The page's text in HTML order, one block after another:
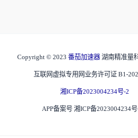
Copyright © 2023 番茄加速器 湖南精准量
互联网虚拟专用网业务许可证 B1-
湘ICP备2023004234号-2
APP备案号 湘ICP备2023004234